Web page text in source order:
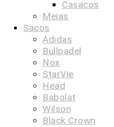
Casacos
Meias
Sacos
Adidas
Bullpadel
Nox
StarVie
Head
Babolat
Wilson
Black Crown